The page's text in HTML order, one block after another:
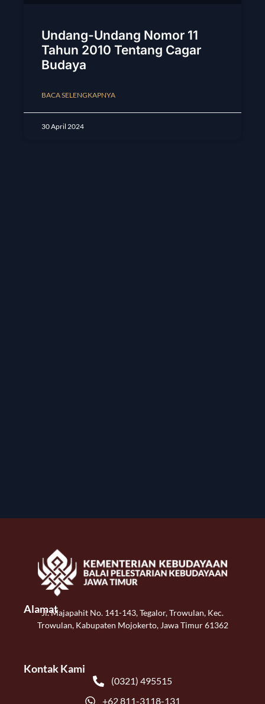
Undang-Undang Nomor 11
Tahun 2010 Tentang Cagar
Budaya
BACA SELENGKAPNYA
30 April 2024
AlamatJl. Majapahit No. 141-143, Tegalor, Trowulan, Kec.
Trowulan, Kabupaten Mojokerto, Jawa Timur 61362
Kontak Kami
(0321) 495515
+62 811-3118-131